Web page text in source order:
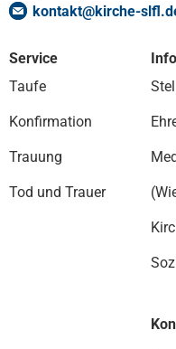
kontakt@kirche-slfl.
Service
Taufe
Konfirmation
Trauung
Tod und Trauer